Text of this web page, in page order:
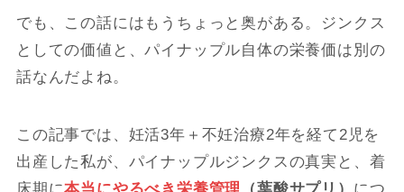
でも、この話にはもうちょっと奥がある。ジンクス
としての価値と、パイナップル自体の栄養価は別の
話なんだよね。
この記事では、妊活3年＋不妊治療2年を経て2児を
出産した私が、パイナップルジンクスの真実と、着